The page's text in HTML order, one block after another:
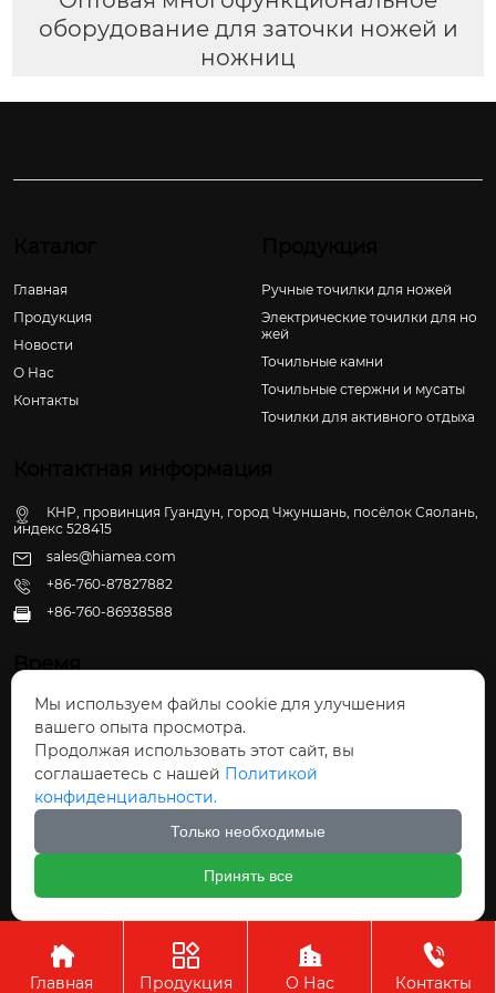
оборудование для заточки ножей и
ножниц
Главная
Продукция
Новости
О Hас
Контакты
Ручные точилки для ножей
Электрические точилки для но
жей
Точильные камни
Точильные стержни и мусаты
Точилки для активного отдыха
КНР, провинция Гуандун, город Чжуншань, посёлок Сяолань,
индекс 528415
sales@hiamea.com
+86-760-87827882
 +86-760-86938588
Время
Пн - Пт: 09:30 - 22:00
Сб - Вс: 10:00 - 22:30
Авторское право©ООО Чжуншань Хайвэй
Кухонные Принадлежности

Главная

Продукция

О Нас

Контакты
Мы используем файлы cookie для улучшения
вашего опыта просмотра.
Продолжая использовать этот сайт, вы
соглашаетесь с нашей Политикой
конфиденциальности.
Только необходимые
Принять все